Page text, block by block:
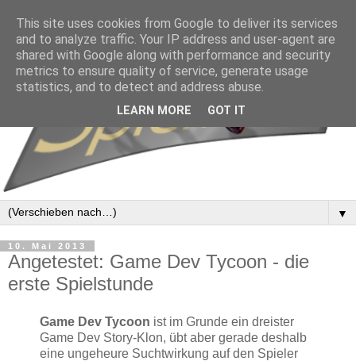
▼
10. Mai 2013
Angetestet: Game Dev Tycoon - die
erste Spielstunde
Game Dev Tycoon ist im Grunde ein dreister
Game Dev Story-Klon, übt aber gerade deshalb
eine ungeheure Suchtwirkung auf den Spieler
This site uses cookies from Google to deliver its services
and to analyze traffic. Your IP address and user-agent are
shared with Google along with performance and security
metrics to ensure quality of service, generate usage
statistics, and to detect and address abuse.
LEARN MORE GOT IT